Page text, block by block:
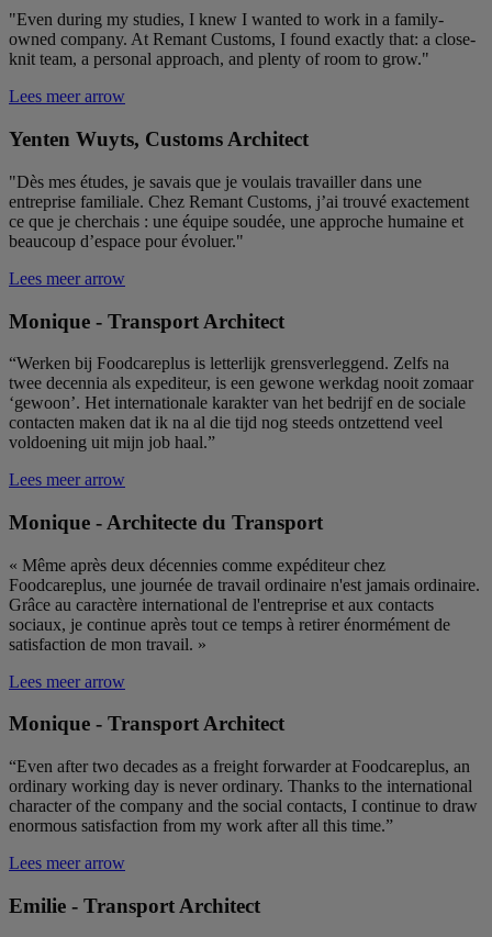
"Even during my studies, I knew I wanted to work in a family-
owned company. At Remant Customs, I found exactly that: a close-
knit team, a personal approach, and plenty of room to grow."
Lees meer arrow
Yenten Wuyts, Customs Architect
"Dès mes études, je savais que je voulais travailler dans une
entreprise familiale. Chez Remant Customs, j’ai trouvé exactement
ce que je cherchais : une équipe soudée, une approche humaine et
beaucoup d’espace pour évoluer."
Lees meer arrow
Monique - Transport Architect
“Werken bij Foodcareplus is letterlijk grensverleggend. Zelfs na
twee decennia als expediteur, is een gewone werkdag nooit zomaar
‘gewoon’. Het internationale karakter van het bedrijf en de sociale
contacten maken dat ik na al die tijd nog steeds ontzettend veel
voldoening uit mijn job haal.”
Lees meer arrow
Monique - Architecte du Transport
« Même après deux décennies comme expéditeur chez
Foodcareplus, une journée de travail ordinaire n'est jamais ordinaire.
Grâce au caractère international de l'entreprise et aux contacts
sociaux, je continue après tout ce temps à retirer énormément de
satisfaction de mon travail. »
Lees meer arrow
Monique - Transport Architect
“Even after two decades as a freight forwarder at Foodcareplus, an
ordinary working day is never ordinary. Thanks to the international
character of the company and the social contacts, I continue to draw
enormous satisfaction from my work after all this time.”
Lees meer arrow
Emilie - Transport Architect